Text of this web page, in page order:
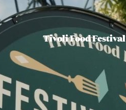
Tivoli Food Festival